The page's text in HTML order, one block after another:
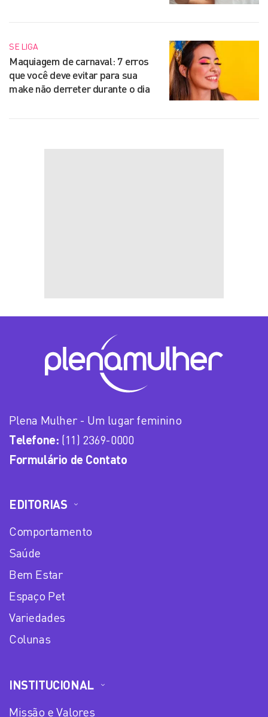
SE LIGA
Maquiagem de carnaval: 7 erros
que você deve evitar para sua
make não derreter durante o dia
Plena Mulher - Um lugar feminino
Telefone: (11) 2369-0000
Formulário de Contato
EDITORIAS
Comportamento
Saúde
Bem Estar
Espaço Pet
Variedades
Colunas
INSTITUCIONAL
Missão e Valores